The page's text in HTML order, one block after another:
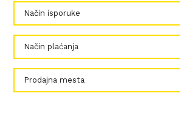
Način isporuke
Način plaćanja
Prodajna mesta